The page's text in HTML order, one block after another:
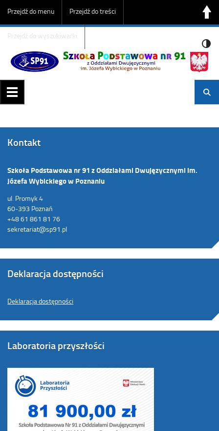
Przejdź do menu Przejdź do treści
Przejdź do wyszukiwarki
Kontakt
Szkoła Podstawowa nr 91 z Oddziałami Dwujęzycznymi im.
Józefa Wybickiego w Poznaniu
ul. Promyk 4
60-393 Poznań
+48 61 861 81 76
sekretariat@sp91.pl
Deklaracja dostępności
Deklaracja dostępności
Laboratoria przyszłości